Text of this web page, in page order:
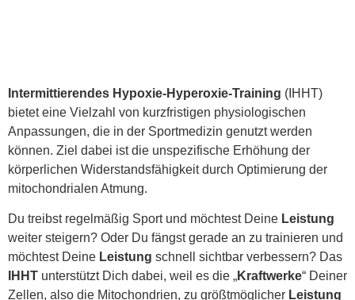
Intermittierendes Hypoxie-Hyperoxie-Training (IHHT)
bietet eine Vielzahl von kurzfristigen physiologischen
Anpassungen, die in der Sportmedizin genutzt werden
können. Ziel dabei ist die unspezifische Erhöhung der
körperlichen Widerstandsfähigkeit durch Optimierung der
mitochondrialen Atmung.
Du treibst regelmäßig Sport und möchtest Deine Leistung
weiter steigern? Oder Du fängst gerade an zu trainieren und
möchtest Deine Leistung schnell sichtbar verbessern? Das
IHHT unterstützt Dich dabei, weil es die „Kraftwerke“ Deiner
Zellen, also die Mitochondrien, zu größtmöglicher Leistung